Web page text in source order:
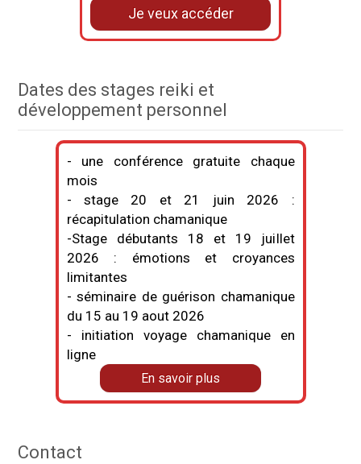
Je veux accéder
Dates des stages reiki et
développement personnel
- une conférence gratuite chaque
mois
- stage 20 et 21 juin 2026 :
récapitulation chamanique
-Stage débutants 18 et 19 juillet
2026 : émotions et croyances
limitantes
- séminaire de guérison chamanique
du 15 au 19 aout 2026
- initiation voyage chamanique en
ligne
En savoir plus
Contact